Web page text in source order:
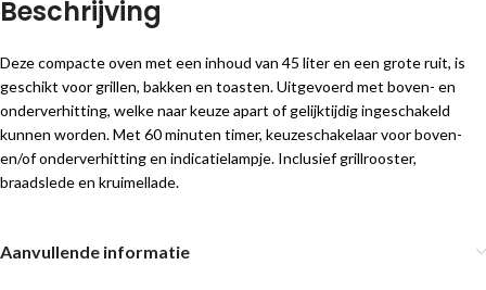
Beschrijving
Deze compacte oven met een inhoud van 45 liter en een grote ruit, is
geschikt voor grillen, bakken en toasten. Uitgevoerd met boven- en
onderverhitting, welke naar keuze apart of gelijktijdig ingeschakeld
kunnen worden. Met 60 minuten timer, keuzeschakelaar voor boven-
en/of onderverhitting en indicatielampje. Inclusief grillrooster,
braadslede en kruimellade.
Aanvullende informatie